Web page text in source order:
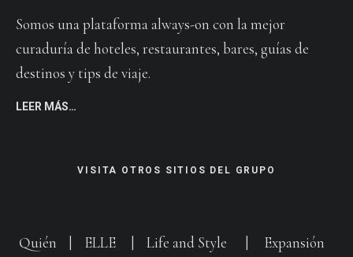
Somos una plataforma always-on con la mejor
curaduría de hoteles, restaurantes, bares, guías de
destinos y tips de viaje.
LEER MÁS…
VISITA OTROS SITIOS DEL GRUPO
Quién ELLE Life and Style
Expansión